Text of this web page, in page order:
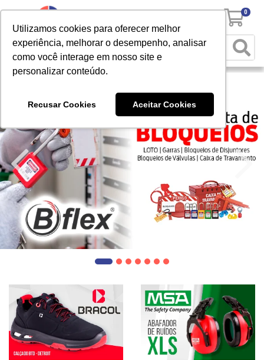
Utilizamos cookies para oferecer melhor
experiência, melhorar o desempenho, analisar
como você interage em nosso site e
personalizar conteúdo.
Recusar Cookies Aceitar Cookies
0